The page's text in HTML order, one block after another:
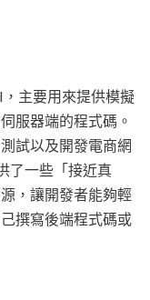
，主要用來提供模擬
服器端的程式碼。
試以及開發電商網
了一些「接近真
，讓開發者能夠輕
撰寫後端程式碼或